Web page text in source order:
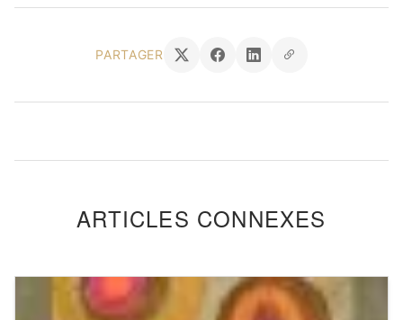
PARTAGER
ARTICLES CONNEXES